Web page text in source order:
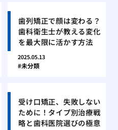
歯列矯正で顔は変わる？
歯科衛生士が教える変化
を最大限に活かす方法
2025.05.13
未分類
受け口矯正、失敗しない
ために！タイプ別治療戦
略と歯科医院選びの極意